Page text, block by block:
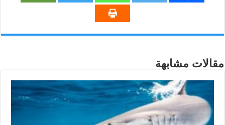
مقالات مشابهة